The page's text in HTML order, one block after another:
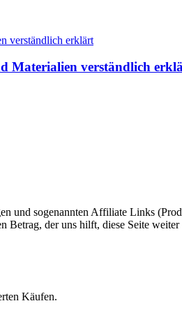
Materialien verständlich
und sogenannten Affiliate Links
der uns hilft, diese Seite weiter
Käufen.